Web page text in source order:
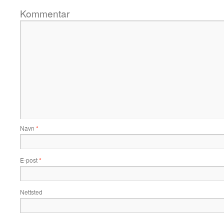
Kommentar
Navn *
E-post*
Nettsted